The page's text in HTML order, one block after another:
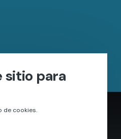
sitio para
de cookies.